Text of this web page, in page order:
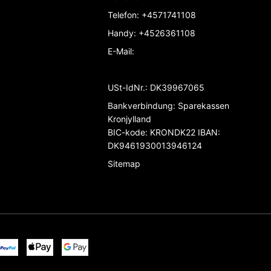
Telefon: +4571741108
Handy: +4526361108
E-Mail:
USt-IdNr.: DK39967065
Bankverbindung: Sparekassen
Kronjylland
BIC-kode: KRONDK22 IBAN:
DK9461930013946124
Sitemap